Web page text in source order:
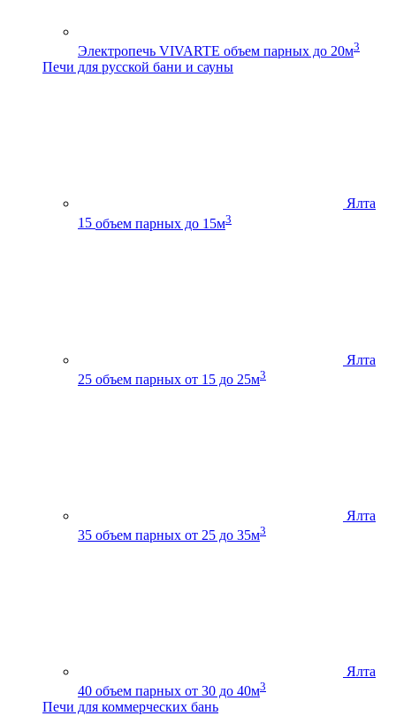
Электропечь VIVARTE объем парных до 20м3
Печи для русской бани и сауны
Ялта
15 объем парных до 15м3
Ялта
25 объем парных от 15 до 25м3
Ялта
35 объем парных от 25 до 35м3
Ялта
40 объем парных от 30 до 40м3
Печи для коммерческих бань